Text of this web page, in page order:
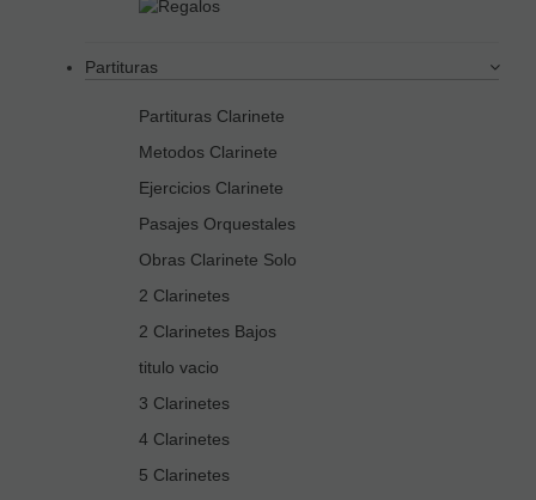
Partituras
Partituras Clarinete
Metodos Clarinete
Ejercicios Clarinete
Pasajes Orquestales
Obras Clarinete Solo
2 Clarinetes
2 Clarinetes Bajos
titulo vacio
3 Clarinetes
4 Clarinetes
5 Clarinetes